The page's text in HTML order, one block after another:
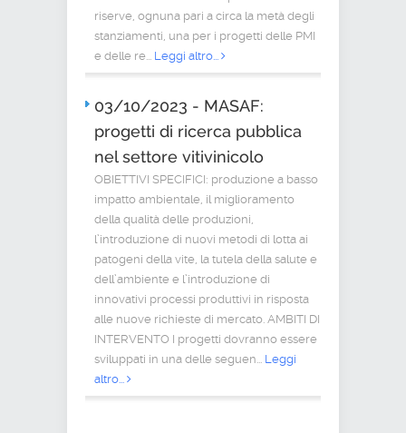
riserve, ognuna pari a circa la metà degli
stanziamenti, una per i progetti delle PMI
e delle re... Leggi altro...
03/10/2023 - MASAF:
progetti di ricerca pubblica
nel settore vitivinicolo
OBIETTIVI SPECIFICI: produzione a basso
impatto ambientale, il miglioramento
della qualità delle produzioni,
l’introduzione di nuovi metodi di lotta ai
patogeni della vite, la tutela della salute e
dell’ambiente e l’introduzione di
innovativi processi produttivi in risposta
alle nuove richieste di mercato. AMBITI DI
INTERVENTO I progetti dovranno essere
sviluppati in una delle seguen... Leggi
altro...